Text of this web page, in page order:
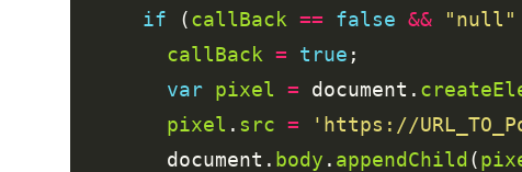
if (callBack == false && "null"
callBack = true
var pixel = document.
pixel . src = 'https://
        document.
body . appendChild(